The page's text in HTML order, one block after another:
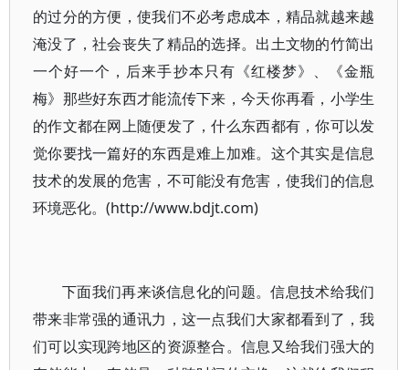
的过分的方便，使我们不必考虑成本，精品就越来越
淹没了，社会丧失了精品的选择。出土文物的竹简出
一个好一个，后来手抄本只有《红楼梦》、《金瓶
梅》那些好东西才能流传下来，今天你再看，小学生
的作文都在网上随便发了，什么东西都有，你可以发
觉你要找一篇好的东西是难上加难。这个其实是信息
技术的发展的危害，不可能没有危害，使我们的信息
环境恶化。(http://www.bdjt.com)
下面我们再来谈信息化的问题。信息技术给我们
带来非常强的通讯力，这一点我们大家都看到了，我
们可以实现跨地区的资源整合。信息又给我们强大的